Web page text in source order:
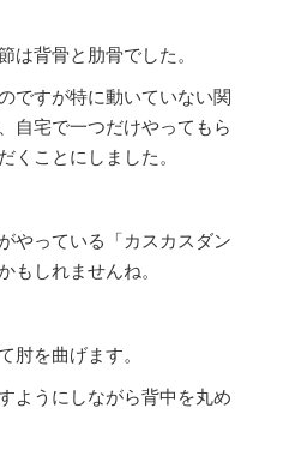
は背骨と肋骨でした。
ですが特に動いていない関
自宅で一つだけやってもら
くことにしました。
やっている「カスカスダン
もしれませんね。
肘を曲げます。
ようにしながら背中を丸め